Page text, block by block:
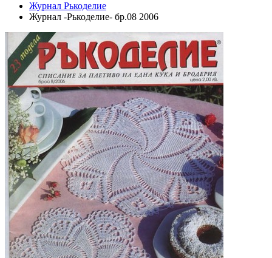
Журнал Рькоделие
Журнал -Рькоделие- бр.08 2006